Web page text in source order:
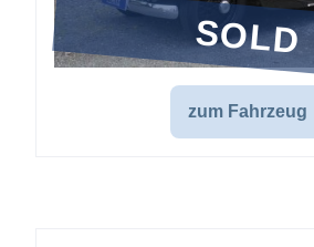
SOLD
zum Fahrzeug